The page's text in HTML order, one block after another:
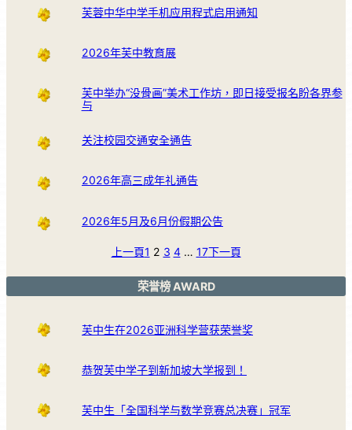
芙蓉中华中学手机应用程式启用通知
2026年芙中教育展
芙中举办“没骨画”美术工作坊，即日接受报名盼各界参
与
关注校园交通安全通告
2026年高三成年礼通告
2026年5月及6月份假期公告
上一頁1 2 3 4 … 17下一頁
荣誉榜 AWARD
芙中生在2026亚洲科学营获荣誉奖
恭贺芙中学子到新加坡大学报到！
芙中生「全国科学与数学竞赛总决赛」冠军